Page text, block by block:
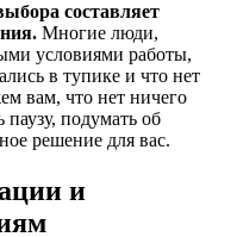
составляет
Многие люди,
условиями работы,
в тупике и что нет
вам, что нет ничего
подумать об
решение для вас.
и